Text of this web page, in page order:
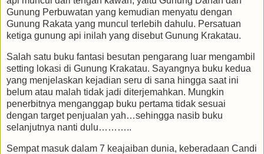
Gunung Perbuwatan yang kemudian menyatu dengan
Gunung Rakata yang muncul terlebih dahulu. Persatuan
ketiga gunung api inilah yang disebut Gunung Krakatau.
Salah satu buku fantasi besutan pengarang luar mengambil
setting lokasi di Gunung Krakatau. Sayangnya buku kedua
yang menjelaskan kejadian seru di sana hingga saat ini
belum atau malah tidak jadi diterjemahkan. Mungkin
penerbitnya menganggap buku pertama tidak sesuai
dengan target penjualan yah…sehingga nasib buku
selanjutnya nanti dulu………..
Sempat masuk dalam 7 keajaiban dunia, keberadaan Candi